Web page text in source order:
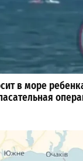
в море